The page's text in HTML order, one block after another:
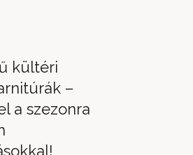
kültéri
–
a szezonra